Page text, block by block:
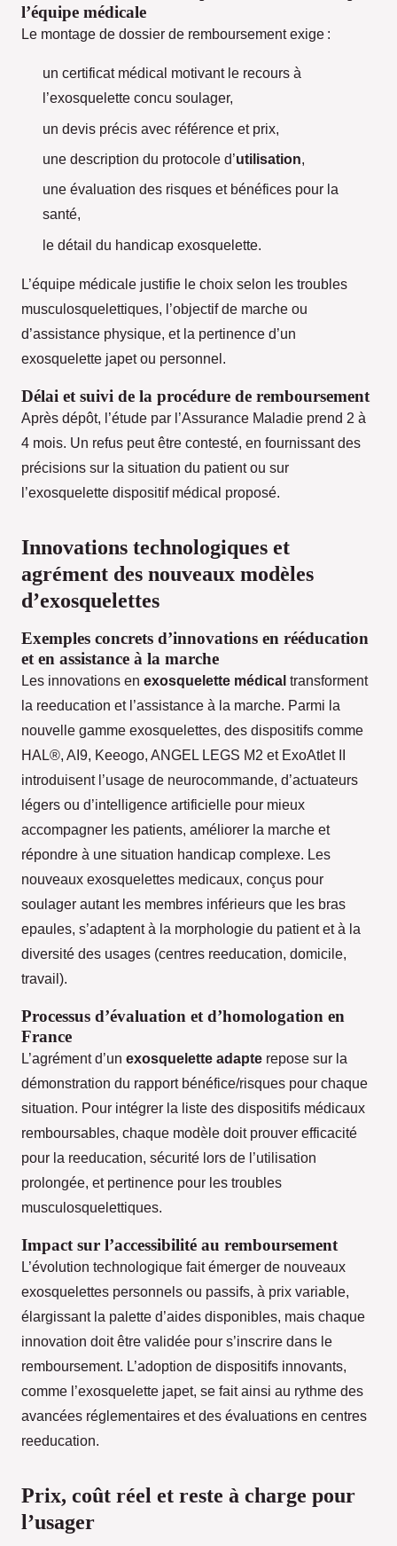
l’équipe médicale
Le montage de dossier de remboursement exige :
un certificat médical motivant le recours à
l’exosquelette concu soulager,
un devis précis avec référence et prix,
une description du protocole d’utilisation,
une évaluation des risques et bénéfices pour la
santé,
le détail du handicap exosquelette.
L’équipe médicale justifie le choix selon les troubles
musculosquelettiques, l’objectif de marche ou
d’assistance physique, et la pertinence d’un
exosquelette japet ou personnel.
Délai et suivi de la procédure de remboursement
Après dépôt, l’étude par l’Assurance Maladie prend 2 à
4 mois. Un refus peut être contesté, en fournissant des
précisions sur la situation du patient ou sur
l’exosquelette dispositif médical proposé.
Innovations technologiques et
agrément des nouveaux modèles
d’exosquelettes
Exemples concrets d’innovations en rééducation
et en assistance à la marche
Les innovations en exosquelette médical transforment
la reeducation et l’assistance à la marche. Parmi la
nouvelle gamme exosquelettes, des dispositifs comme
HAL®, AI9, Keeogo, ANGEL LEGS M2 et ExoAtlet II
introduisent l’usage de neurocommande, d’actuateurs
légers ou d’intelligence artificielle pour mieux
accompagner les patients, améliorer la marche et
répondre à une situation handicap complexe. Les
nouveaux exosquelettes medicaux, conçus pour
soulager autant les membres inférieurs que les bras
epaules, s’adaptent à la morphologie du patient et à la
diversité des usages (centres reeducation, domicile,
travail).
Processus d’évaluation et d’homologation en
France
L’agrément d’un exosquelette adapte repose sur la
démonstration du rapport bénéfice/risques pour chaque
situation. Pour intégrer la liste des dispositifs médicaux
remboursables, chaque modèle doit prouver efficacité
pour la reeducation, sécurité lors de l’utilisation
prolongée, et pertinence pour les troubles
musculosquelettiques.
Impact sur l’accessibilité au remboursement
L’évolution technologique fait émerger de nouveaux
exosquelettes personnels ou passifs, à prix variable,
élargissant la palette d’aides disponibles, mais chaque
innovation doit être validée pour s’inscrire dans le
remboursement. L’adoption de dispositifs innovants,
comme l’exosquelette japet, se fait ainsi au rythme des
avancées réglementaires et des évaluations en centres
reeducation.
Prix, coût réel et reste à charge pour
l’usager